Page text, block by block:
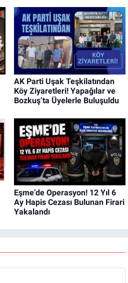
AK Parti Uşak Teşkilatından
Köy Ziyaretleri! Yapağılar ve
Bozkuş’ta Üyelerle Buluşuldu
Eşme’de Operasyon! 12 Yıl 6
Ay Hapis Cezası Bulunan Firari
Yakalandı